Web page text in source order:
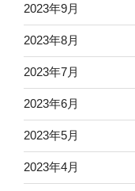
2023年9月
2023年8月
2023年7月
2023年6月
2023年5月
2023年4月